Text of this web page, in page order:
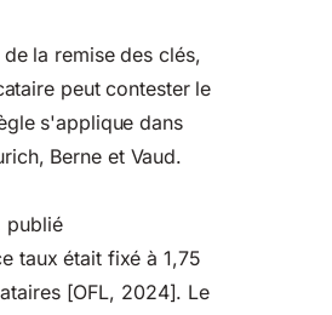
la remise des clés,
peut contester le
s'applique dans
Berne et Vaud.
publié
taux était fixé à 1,75
[OFL, 2024]. Le